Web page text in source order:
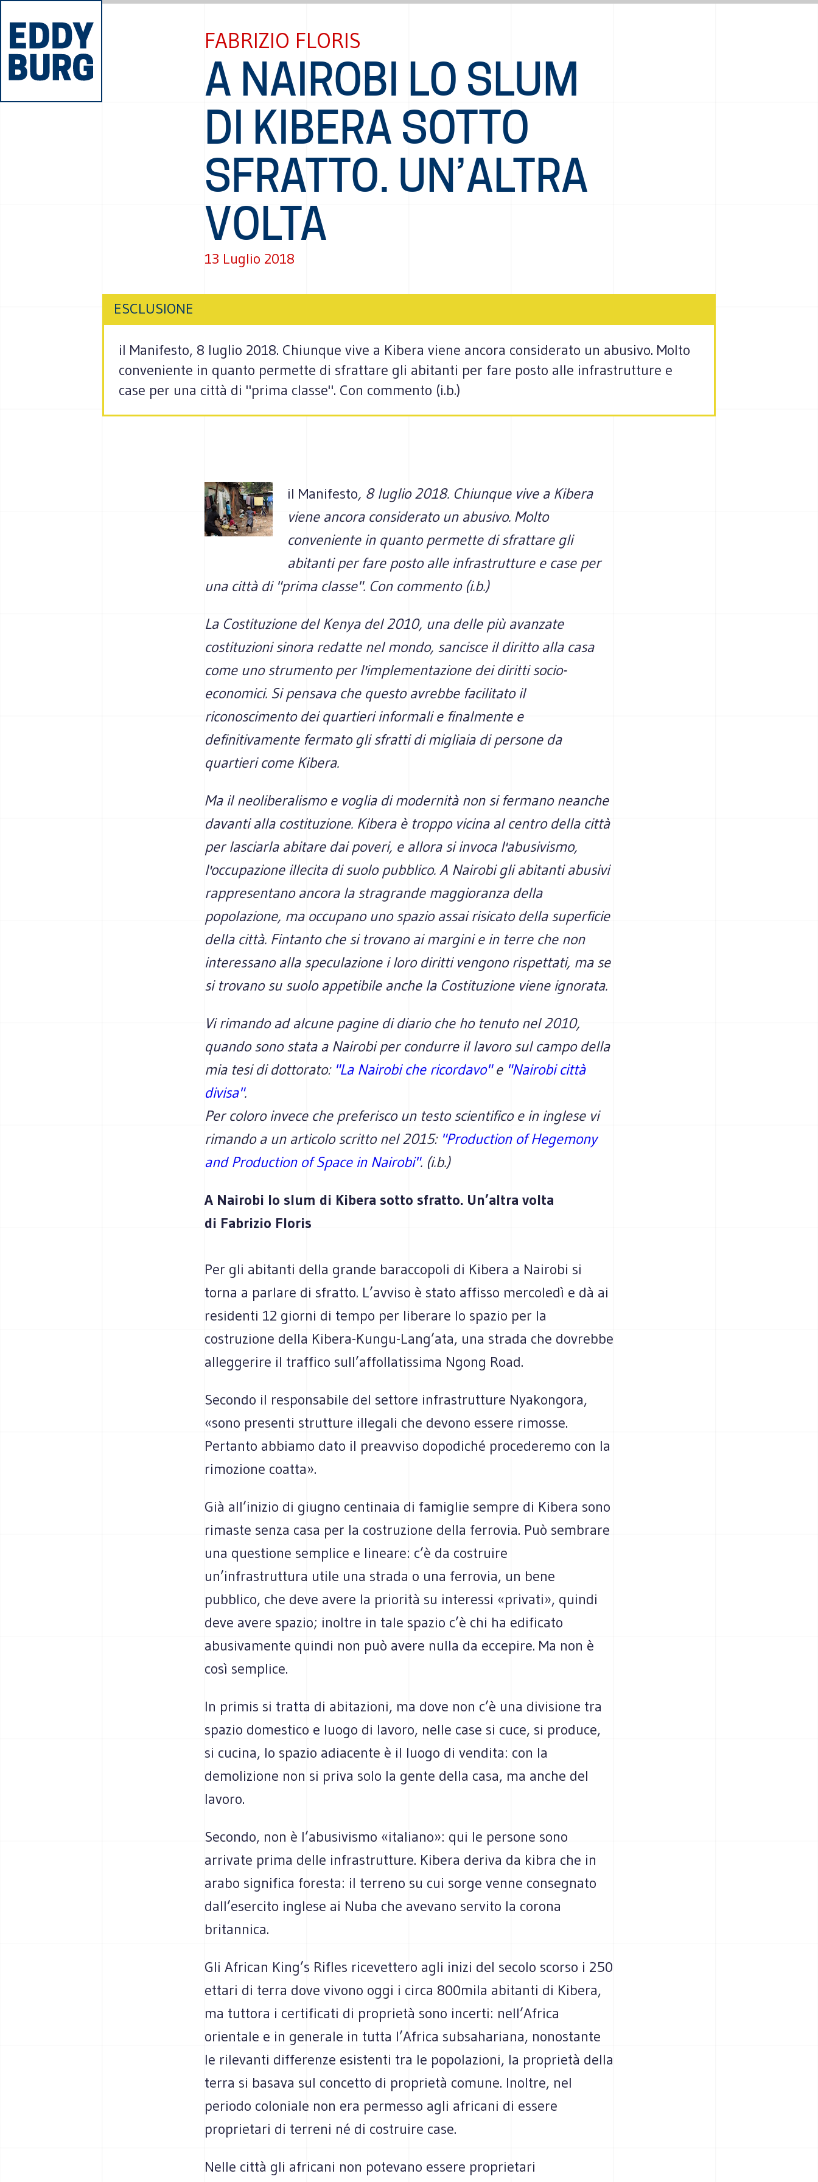
FABRIZIO FLORIS
A NAIROBI LO SLUM
DI KIBERA SOTTO
SFRATTO. UN’ALTRA
VOLTA
13 Luglio 2018
ESCLUSIONE
il Manifesto, 8 luglio 2018. Chiunque vive a Kibera viene ancora considerato un abusivo. Molto
conveniente in quanto permette di sfrattare gli abitanti per fare posto alle infrastrutture e
case per una città di "prima classe". Con commento (i.b.)
il Manifesto, 8 luglio 2018. Chiunque vive a Kibera
viene ancora considerato un abusivo. Molto
conveniente in quanto permette di sfrattare gli
abitanti per fare posto alle infrastrutture e case per
una città di "prima classe". Con commento (i.b.)
La Costituzione del Kenya del 2010, una delle più avanzate
costituzioni sinora redatte nel mondo, sancisce il diritto alla casa
come uno strumento per l'implementazione dei diritti socio-
economici. Si pensava che questo avrebbe facilitato il
riconoscimento dei quartieri informali e finalmente e
definitivamente fermato gli sfratti di migliaia di persone da
quartieri come Kibera.
Ma il neoliberalismo e voglia di modernità non si fermano neanche
davanti alla costituzione. Kibera è troppo vicina al centro della città
per lasciarla abitare dai poveri, e allora si invoca l'abusivismo,
l'occupazione illecita di suolo pubblico. A Nairobi gli abitanti abusivi
rappresentano ancora la stragrande maggioranza della
popolazione, ma occupano uno spazio assai risicato della superficie
della città. Fintanto che si trovano ai margini e in terre che non
interessano alla speculazione i loro diritti vengono rispettati, ma se
si trovano su suolo appetibile anche la Costituzione viene ignorata.
Vi rimando ad alcune pagine di diario che ho tenuto nel 2010,
quando sono stata a Nairobi per condurre il lavoro sul campo della
mia tesi di dottorato: "La Nairobi che ricordavo"e "Nairobi città
divisa".
Per coloro invece che preferisco un testo scientifico e in inglese vi
rimando a un articolo scritto nel 2015: "Production of Hegemony
and Production of Space in Nairobi". (i.b.)
A Nairobi lo slum di Kibera sotto sfratto. Un’altra volta
di Fabrizio Floris
Per gli abitanti della grande baraccopoli di Kibera a Nairobi si
torna a parlare di sfratto. L’avviso è stato affisso mercoledì e dà ai
residenti 12 giorni di tempo per liberare lo spazio per la
costruzione della Kibera-Kungu-Lang’ata, una strada che dovrebbe
alleggerire il traffico sull’affollatissima Ngong Road.
Secondo il responsabile del settore infrastrutture Nyakongora,
«sono presenti strutture illegali che devono essere rimosse.
Pertanto abbiamo dato il preavviso dopodiché procederemo con la
rimozione coatta».
Già all’inizio di giugno centinaia di famiglie sempre di Kibera sono
rimaste senza casa per la costruzione della ferrovia. Può sembrare
una questione semplice e lineare: c’è da costruire
un’infrastruttura utile una strada o una ferrovia, un bene
pubblico, che deve avere la priorità su interessi «privati», quindi
deve avere spazio; inoltre in tale spazio c’è chi ha edificato
abusivamente quindi non può avere nulla da eccepire. Ma non è
così semplice.
In primis si tratta di abitazioni, ma dove non c’è una divisione tra
spazio domestico e luogo di lavoro, nelle case si cuce, si produce,
si cucina, lo spazio adiacente è il luogo di vendita: con la
demolizione non si priva solo la gente della casa, ma anche del
lavoro.
Secondo, non è l’abusivismo «italiano»: qui le persone sono
arrivate prima delle infrastrutture. Kibera deriva da kibra che in
arabo significa foresta: il terreno su cui sorge venne consegnato
dall’esercito inglese ai Nuba che avevano servito la corona
britannica.
Gli African King’s Rifles ricevettero agli inizi del secolo scorso i 250
ettari di terra dove vivono oggi i circa 800mila abitanti di Kibera,
ma tuttora i certificati di proprietà sono incerti: nell’Africa
orientale e in generale in tutta l’Africa subsahariana, nonostante
le rilevanti differenze esistenti tra le popolazioni, la proprietà della
terra si basava sul concetto di proprietà comune. Inoltre, nel
periodo coloniale non era permesso agli africani di essere
proprietari di terreni né di costruire case.
Nelle città gli africani non potevano essere proprietari